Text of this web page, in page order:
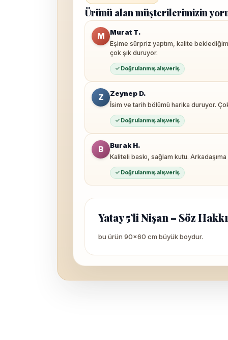
Ürünü alan müşterilerimizin
M Murat T.
Eşime sürpriz yaptım, kalite
çok şık duruyor.
✓ Doğrulanmış alışveriş
Z Zeynep D.
İsim ve tarih bölümü harika duruyor.
✓ Doğrulanmış alışveriş
B Burak H.
Kaliteli baskı, sağlam kutu.
✓ Doğrulanmış alışveriş
Yatay 5’li Nişan – Söz
bu ürün 90×60 cm büyük boydur.